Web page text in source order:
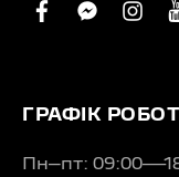
facebook
ГРАФІК
Пн–пт: